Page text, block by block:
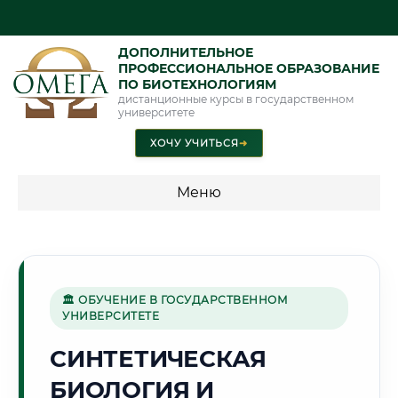
ДОПОЛНИТЕЛЬНОЕ
ПРОФЕССИОНАЛЬНОЕ ОБРАЗОВАНИЕ
ПО БИОТЕХНОЛОГИЯМ
дистанционные курсы в государственном
университете
ХОЧУ УЧИТЬСЯ➜
Меню
🏔️
Г. БИШКЕК
🏛 ОБУЧЕНИЕ В ГОСУДАРСТВЕННОМ
УНИВЕРСИТЕТЕ
СИНТЕТИЧЕСКАЯ
БИОЛОГИЯ И